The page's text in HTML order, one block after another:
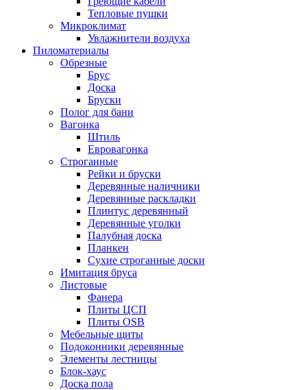
Тепловые пушки
Микроклимат
Увлажнители воздуха
Пиломатериалы
Обрезные
Брус
Доска
Бруски
Полог для бани
Вагонка
Штиль
Евровагонка
Строганные
Рейки и бруски
Деревянные наличники
Деревянные раскладки
Плинтус деревянный
Деревянные уголки
Палубная доска
Планкен
Сухие строганные доски
Имитация бруса
Листовые
Фанера
Плиты ЦСП
Плиты OSB
Мебельные щиты
Подоконники деревянные
Элементы лестницы
Блок-хаус
Доска пола